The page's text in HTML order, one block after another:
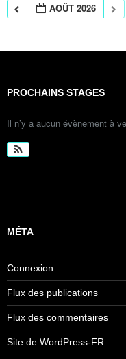
AOÛT 2026
PROCHAINS STAGES
Il n’y a aucun évènement à
MÉTA
Connexion
Flux des publications
Flux des commentaires
Site de WordPress-FR